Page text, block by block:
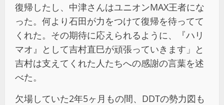
復帰したし、中津さんはユニオンMAX王者にな
った。何より石田が力をつけて復帰を待ってて
くれた。その期待に応えられるように、『ハリ
マオ』として吉村直巳が頑張っていきます」と
吉村は支えてくれた人たちへの感謝の言葉を述
べた。
欠場していた2年5ヶ月もの間、DDTの勢力図も